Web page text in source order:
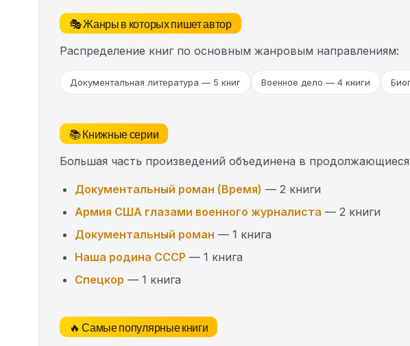
🎭 Жанры в которых пишет автор
Распределение книг по основным жанровым направлениям:
Документальная литература — 5 книг Военное дело — 4 книги
📚 Книжные серии
Большая часть произведений объединена в
Документальный роман (Время) — 2 книги
Армия США глазами военного журналиста — 2 книги
Документальный роман — 1 книга
Наша родина СССР — 1 книга
Спецкор — 1 книга
🔥 Самые популярные книги